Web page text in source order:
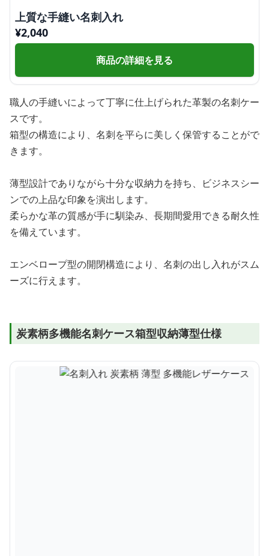
上質な手縫い名刺入れ
¥2,040
商品の詳細を見る
職人の手縫いによって丁寧に仕上げられた革製の名刺ケー
スです。
箱型の構造により、名刺を平らに美しく保管することがで
きます。
薄型設計でありながら十分な収納力を持ち、ビジネスシー
ンでの上品な印象を演出します。
柔らかな革の質感が手に馴染み、長期間愛用できる耐久性
を備えています。
エンベロープ型の開閉構造により、名刺の出し入れがスム
ーズに行えます。
炭素柄多機能名刺ケース箱型収納薄型仕様